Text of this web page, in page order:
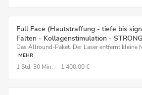
Full Face (Hautstraffung - tiefe bis
Falten - Kollagenstimulation - STRONG
Das Allround-Paket. Der Laser entfernt kleine
MEHR
1 Std. 30 Min. 1.400,00 €